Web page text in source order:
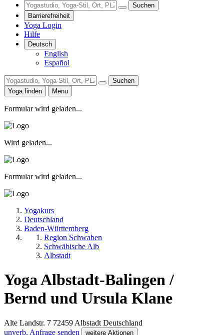
Suchen
Barrierefreiheit
Yoga Login
Hilfe
Deutsch
English
Español
Suchen
Yoga finden
Menu
Formular wird geladen...
Wird geladen...
Formular wird geladen...
Yogakurs
Deutschland
Baden-Württemberg
Region Schwaben
Schwäbische Alb
Albstadt
Yoga Albstadt-Balingen /
Bernd und Ursula Klane
Alte Landstr. 7 72459 Albstadt Deutschland
unverb. Anfrage senden
weitere Aktionen